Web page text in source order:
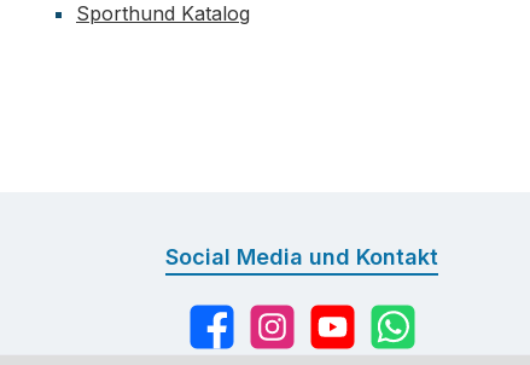
Sporthund Katalog
Social Media und Kontakt
FacebookInstagramYouTubeWhatsApp